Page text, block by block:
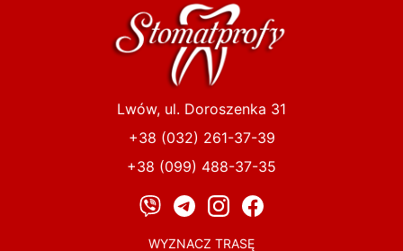
Lwów, ul. Doroszenka 31
+38 (032) 261-37-39
+38 (099) 488-37-35
WYZNACZ TRASĘ